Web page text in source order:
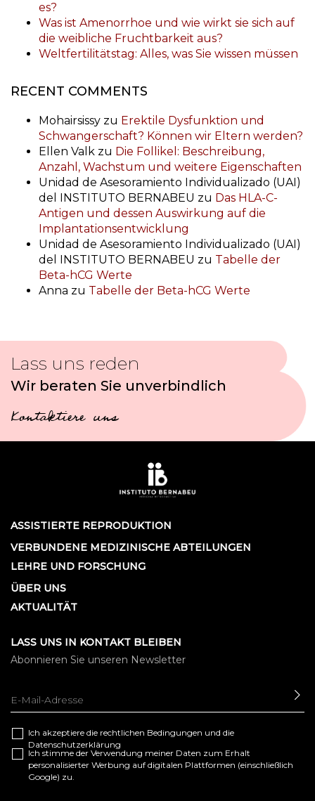
es?
Was ist Amenorrhoe und wie wirkt sie sich auf
die weibliche Fruchtbarkeit aus?
Weltfertilitätstag: Alles, was Sie wissen müssen
RECENT COMMENTS
Mohairsissy zu Erektile Dysfunktion und
Schwangerschaft? Können wir Eltern werden?
Ellen Valk zu Die Follikel: Beschreibung,
Anzahl, Wachstum und weitere Eigenschaften
Unidad de Asesoramiento Individualizado (UAI)
del INSTITUTO BERNABEU zu Das HLA-C-
Antigen und dessen Auswirkung auf die
Implantationsentwicklung
Unidad de Asesoramiento Individualizado (UAI)
del INSTITUTO BERNABEU zu Tabelle der
Beta-hCG Werte
Anna zu Tabelle der Beta-hCG Werte
Lass uns reden
Wir beraten Sie unverbindlich
Kontaktiere uns
ASSISTIERTE REPRODUKTION
VERBUNDENE MEDIZINISCHE ABTEILUNGEN
LEHRE UND FORSCHUNG
ÜBER UNS
AKTUALITÄT
LASS UNS IN KONTAKT BLEIBEN
Abonnieren Sie unseren Newsletter
Ich akzeptiere die rechtlichen Bedingungen und die
Datenschutzerklärung
Ich stimme der Verwendung meiner Daten zum Erhalt
personalisierter Werbung auf digitalen Plattformen (einschließlich
Google) zu.